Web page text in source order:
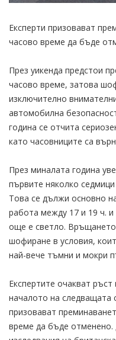
Експерти призовават
часово време да бъде
През уикенда предстои
часово време, затова
изключително
автомобилна
година се отчита
като часовниците са
През миналата година
първите няколко
Това се дължи основно
работа между 17 и 19 ч.
още е светло. Връщането
шофиране в условия,
най-вече тъмни и мокри
Експертите очакват
началото на следващата
призовават
време да бъде отменено.